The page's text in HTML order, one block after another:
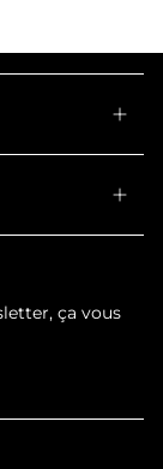
ça vous